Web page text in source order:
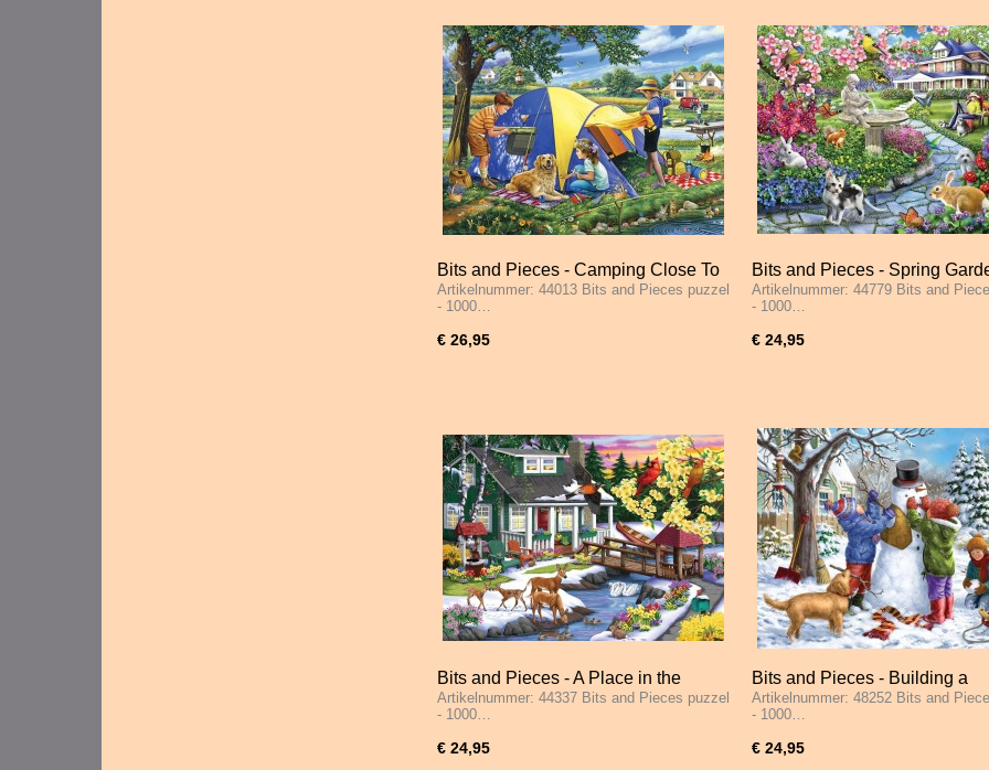
Bits and Pieces - Camping Close To
Home - 1000 Stukjes
Artikelnummer: 44013 Bits and Pieces puzzel
- 1000…
€ 26,95
Bits and Pieces - Spring
1000 Stukjes
Artikelnummer: 44779 Bits and
- 1000…
€ 24,95
Bits and Pieces - A Place in the
Woods - 1000 Stukjes
Artikelnummer: 44337 Bits and Pieces puzzel
- 1000…
€ 24,95
Bits and Pieces - Building a
Snowman on A Snow Day -
Stukjes
Artikelnummer: 48252 Bits and
- 1000…
€ 24,95